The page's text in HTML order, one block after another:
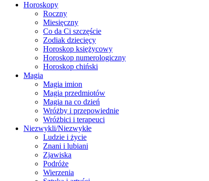
Horoskopy
Roczny
Miesięczny
Co da Ci szczęście
Zodiak dziecięcy
Horoskop księżycowy
Horoskop numerologiczny
Horoskop chiński
Magia
Magia imion
Magia przedmiotów
Magia na co dzień
Wróżby i przepowiednie
Wróżbici i terapeuci
Niezwykli/Niezwykłe
Ludzie i życie
Znani i lubiani
Zjawiska
Podróże
Wierzenia